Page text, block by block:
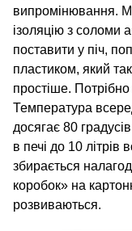
випромінювання.
ізоляцію з соломи
поставити у піч,
пластиком, який
простіше.
Температура
досягає 80
в печі до 10
збирається
коробок» на
розвиваються.